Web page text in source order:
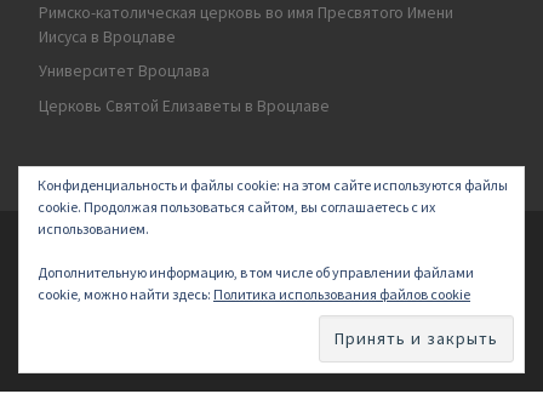
Римско-католическая церковь во имя Пресвятого Имени
Иисуса в Вроцлаве
Университет Вроцлава
Церковь Святой Елизаветы в Вроцлаве
Designed with Customizr Pro Powered by
Конфиденциальность и файлы cookie: на этом сайте используются файлы
cookie. Продолжая пользоваться сайтом, вы соглашаетесь с их
использованием.
Дополнительную информацию, в том числе об управлении файлами
cookie, можно найти здесь: Политика использования файлов cookie